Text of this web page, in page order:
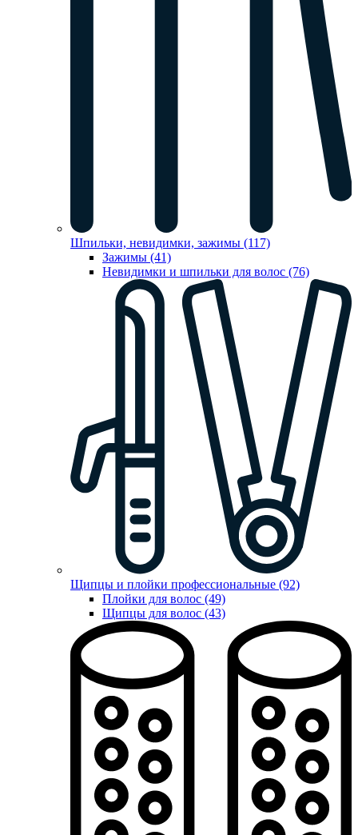
Шпильки, невидимки, зажимы (117)
Зажимы (41)
Невидимки и шпильки для волос (76)
Щипцы и плойки профессиональные (92)
Плойки для волос (49)
Щипцы для волос (43)